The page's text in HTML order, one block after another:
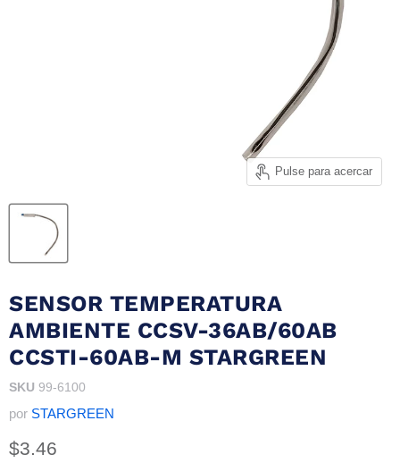
Pulse para acercar
SENSOR TEMPERATURA
AMBIENTE CCSV-36AB/60AB
CCSTI-60AB-M STARGREEN
SKU 99-6100
por STARGREEN
Precio actual
$3.46